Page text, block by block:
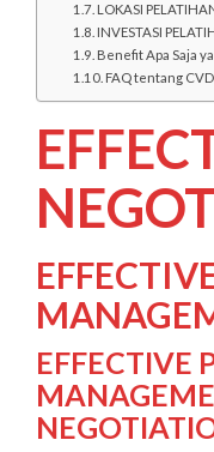
LOKASI
INVESTASI
Benefit Apa Saja
FAQ tentang
EFFECTIVE